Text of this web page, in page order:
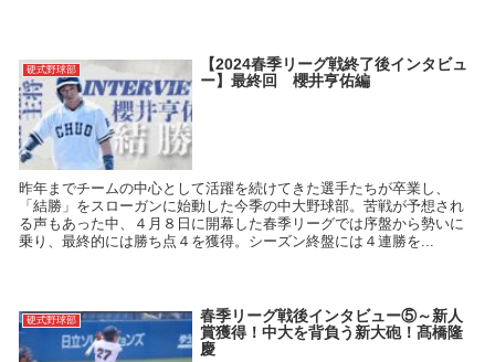
硬式野球部
【2024春季リーグ戦終了後インタビュ
ー】最終回 櫻井亨佑編
昨年までチームの中心として活躍を続けてきた選手たちが卒業し、
「結勝」をスローガンに始動した今季の中大野球部。苦戦が予想され
る声もあった中、４月８日に開幕した春季リーグでは序盤から勢いに
乗り、最終的には勝ち点４を獲得。シーズン終盤には４連勝を...
硬式野球部
春季リーグ戦後インタビュー⑤～新人
賞獲得！中大を背負う新大砲！髙橋隆
慶